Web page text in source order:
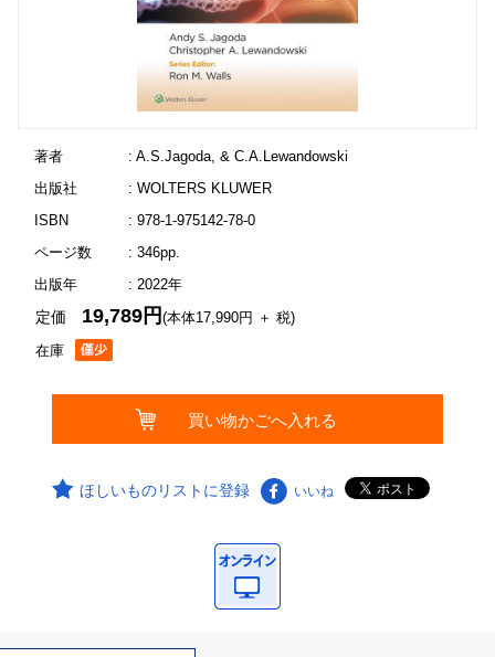
著者
: A.S.Jagoda, & C.A.Lewandowski
出版社
: WOLTERS KLUWER
ISBN
: 978-1-975142-78-0
ページ数
: 346pp.
出版年
: 2022年
在庫
定価 19,789円(本体17,990円 ＋ 税)
ほしいものリストに登録 いいね